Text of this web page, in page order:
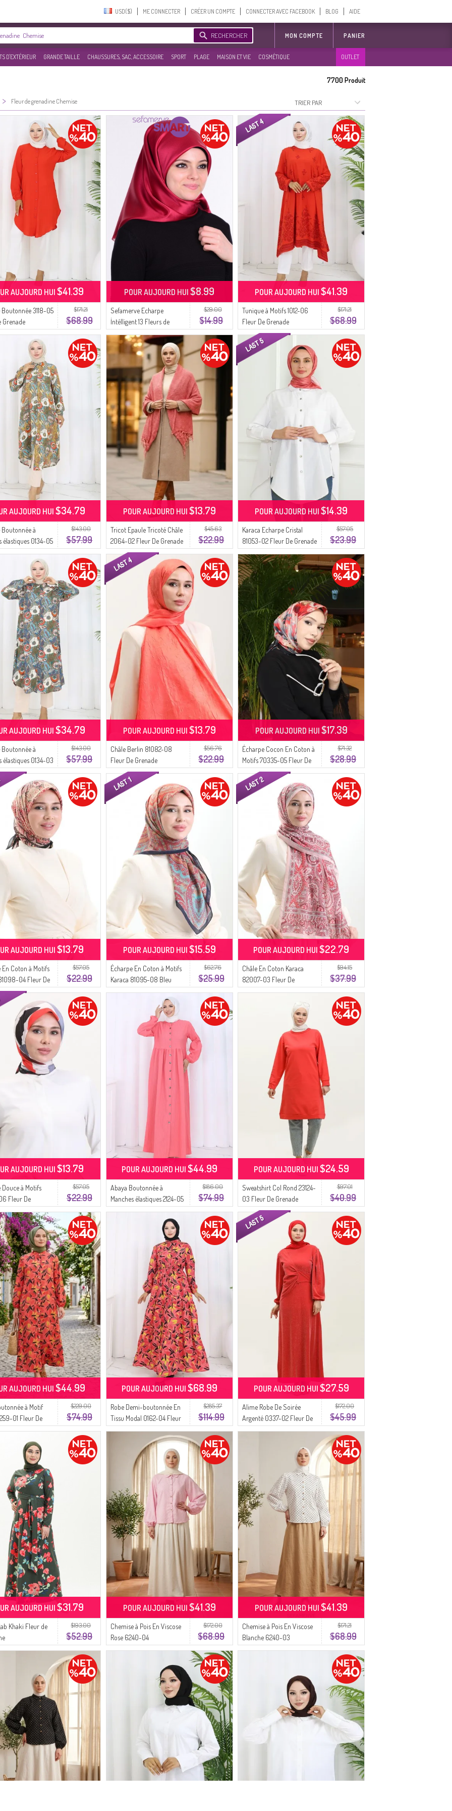
USD($)‎ ME CONNECTER CRÉER UN COMPTE CONNECTER AVEC FACEBOOK BLOG AIDE
RECHERCHER MON COMPTE PANIER
D'EXTÉRIEUR GRANDE TAILLE CHAUSSURES, SAC, ACCESSOIRE SPORT PLAGE MAISON ET VIE COSMÉTIQUE OUTLET
7700Produit
> Fleur de grenadine Chemise
$171.21
$68.99
3118-05
Grenade
AUJOURD HUI$41.39
$29.00
$14.99
Sefamerve Echarpe
İntélligent 13 Fleurs de
grenadine
POUR AUJOURD HUI$8.99
$171.21
$68.99
Tunique à Motifs 1012-06
Fleur De Grenade
POUR AUJOURD HUI$41.39
$143.00
$57.99
à
élastiques 0134-05
Grenade Moutarde
AUJOURD HUI$34.79
$45.63
$22.99
Tricot Epaule Tricoté Châle
2064-02 Fleur De Grenade
POUR AUJOURD HUI $13.79
$57.05
$23.99
Karaca Echarpe Cristal
81053-02 Fleur De Grenade
POUR AUJOURD HUI$14.39
$143.00
$57.99
à
élastiques 0134-03
De Grenade
AUJOURD HUI$34.79
$56.76
$22.99
Châle Berlin 81082-08
Fleur De Grenade
POUR AUJOURD HUI $13.79
$71.32
$28.99
Écharpe Cocon En Coton à
Motifs 70335-05 Fleur De
Grenade Noire
POUR AUJOURD HUI $17.39
$57.05
$22.99
En Coton à Motifs
04 Fleur De
Noire
AUJOURD HUI$13.79
$62.76
$25.99
Écharpe En Coton à Motifs
Karaca 81095-08 Bleu
Marine Fleur De Grenade
POUR AUJOURD HUI $15.59
$94.15
$37.99
Châle En Coton Karaca
82007-03 Fleur De
Grenade Poudre
POUR AUJOURD HUI$22.79
$57.05
$22.99
Douce à Motifs
Fleur De
Noire
AUJOURD HUI$13.79
$186.00
$74.99
Abaya Boutonnée à
Manches élastiques 2124-05
Fleur De Grenade
POUR AUJOURD HUI $44.99
$97.01
$40.99
Sweatshirt Col Rond 23124-
03 Fleur De Grenade
POUR AUJOURD HUI $24.59
$229.00
$74.99
à Motif
01 Fleur De
AUJOURD HUI$44.99
$285.37
$114.99
Robe Demi-boutonnée En
Tissu Modal 0162-04 Fleur
De Grenade
POUR AUJOURD HUI $68.99
$172.00
$45.99
Alime Robe De Soirée
Argenté 0337-02 Fleur De
Grenade
POUR AUJOURD HUI $27.59
$193.00
$52.99
Khaki Fleur de
AUJOURD HUI$31.79
$172.00
$68.99
Chemise à Pois En Viscose
Rose 6240-04
POUR AUJOURD HUI $41.39
$171.21
$68.99
Chemise à Pois En Viscose
Blanche 6240-03
POUR AUJOURD HUI$41.39